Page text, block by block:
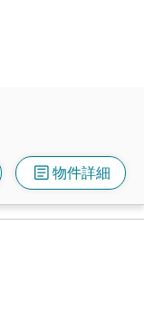
article物件詳細